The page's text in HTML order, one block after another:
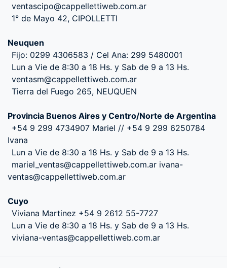
ventascipo@cappellettiweb.com.ar
1° de Mayo 42, CIPOLLETTI
Neuquen
Fijo: 0299 4306583 / Cel Ana: 299 5480001
Lun a Vie de 8:30 a 18 Hs. y Sab de 9 a 13 Hs.
ventasm@cappellettiweb.com.ar
Tierra del Fuego 265, NEUQUEN
Provincia Buenos Aires y Centro/Norte de Argentina
+54 9 299 4734907 Mariel // +54 9 299 6250784
Ivana
Lun a Vie de 8:30 a 18 Hs. y Sab de 9 a 13 Hs.
mariel_ventas@cappellettiweb.com.ar ivana-
ventas@cappellettiweb.com.ar
Cuyo
Viviana Martinez +54 9 2612 55-7727
Lun a Vie de 8:30 a 18 Hs. y Sab de 9 a 13 Hs.
viviana-ventas@cappellettiweb.com.ar